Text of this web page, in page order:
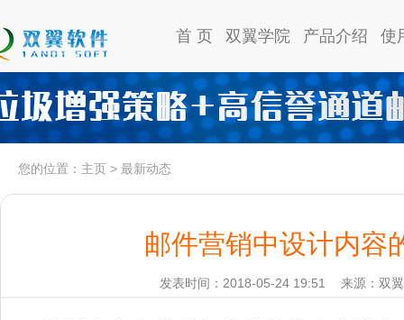
首 页 双翼学院 产品介绍 使
您的位置： 主页 > 最新动态
邮件营销中设计内容
发表时间：2018-05-24 19:51 来源：双